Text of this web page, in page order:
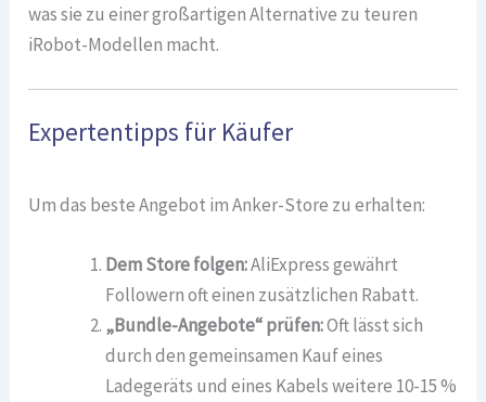
was sie zu einer großartigen Alternative zu teuren
iRobot-Modellen macht.
Expertentipps für Käufer
Um das beste Angebot im Anker-Store zu erhalten:
Dem Store folgen:AliExpress gewährt
Followern oft einen zusätzlichen Rabatt.
„Bundle-Angebote“ prüfen:Oft lässt sich
durch den gemeinsamen Kauf eines
Ladegeräts und eines Kabels weitere 10-15 %